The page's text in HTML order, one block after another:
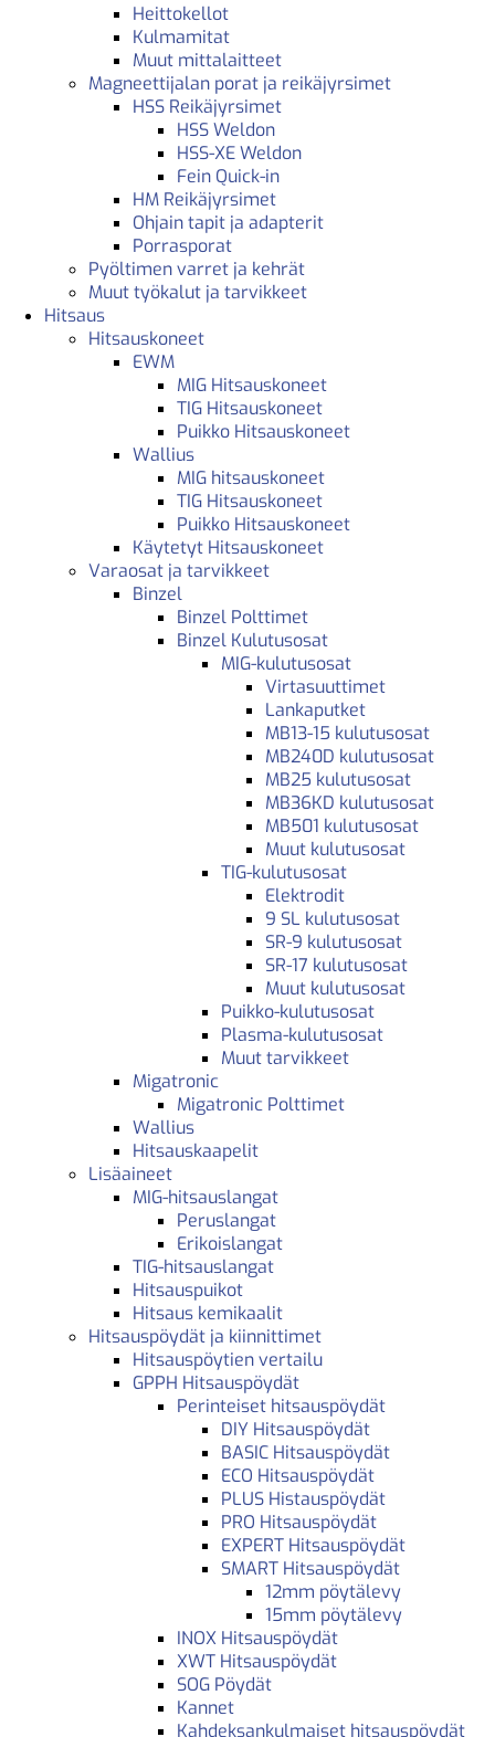
Heittokellot
Kulmamitat
Muut mittalaitteet
Magneettijalan porat ja reikäjyrsimet
HSS Reikäjyrsimet
HSS Weldon
HSS-XE Weldon
Fein Quick-in
HM Reikäjyrsimet
Ohjain tapit ja adapterit
Porrasporat
Pyöltimen varret ja kehrät
Muut työkalut ja tarvikkeet
Hitsaus
Hitsauskoneet
EWM
MIG Hitsauskoneet
TIG Hitsauskoneet
Puikko Hitsauskoneet
Wallius
MIG hitsauskoneet
TIG Hitsauskoneet
Puikko Hitsauskoneet
Käytetyt Hitsauskoneet
Varaosat ja tarvikkeet
Binzel
Binzel Polttimet
Binzel Kulutusosat
MIG-kulutusosat
Virtasuuttimet
Lankaputket
MB13-15 kulutusosat
MB240D kulutusosat
MB25 kulutusosat
MB36KD kulutusosat
MB501 kulutusosat
Muut kulutusosat
TIG-kulutusosat
Elektrodit
9 SL kulutusosat
SR-9 kulutusosat
SR-17 kulutusosat
Muut kulutusosat
Puikko-kulutusosat
Plasma-kulutusosat
Muut tarvikkeet
Migatronic
Migatronic Polttimet
Wallius
Hitsauskaapelit
Lisäaineet
MIG-hitsauslangat
Peruslangat
Erikoislangat
TIG-hitsauslangat
Hitsauspuikot
Hitsaus kemikaalit
Hitsauspöydät ja kiinnittimet
Hitsauspöytien vertailu
GPPH Hitsauspöydät
Perinteiset hitsauspöydät
DIY Hitsauspöydät
BASIC Hitsauspöydät
ECO Hitsauspöydät
PLUS Histauspöydät
PRO Hitsauspöydät
EXPERT Hitsauspöydät
SMART Hitsauspöydät
12mm pöytälevy
15mm pöytälevy
INOX Hitsauspöydät
XWT Hitsauspöydät
SOG Pöydät
Kannet
Kahdeksankulmaiset hitsauspöydät